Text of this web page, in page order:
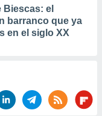
Biescas: el
barranco que ya
en el siglo XX